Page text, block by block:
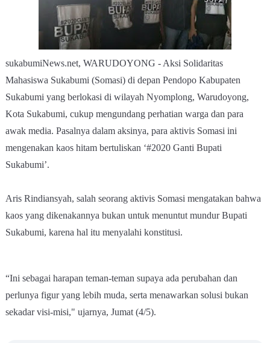
sukabumiNews.net, WARUDOYONG - Aksi Solidaritas
Mahasiswa Sukabumi (Somasi) di depan Pendopo Kabupaten
Sukabumi yang berlokasi di wilayah Nyomplong, Warudoyong,
Kota Sukabumi, cukup mengundang perhatian warga dan para
awak media. Pasalnya dalam aksinya, para aktivis Somasi ini
mengenakan kaos hitam bertuliskan ‘#2020 Ganti Bupati
Sukabumi’.
Aris Rindiansyah, salah seorang aktivis Somasi mengatakan bahwa
kaos yang dikenakannya bukan untuk menuntut mundur Bupati
Sukabumi, karena hal itu menyalahi konstitusi.
“Ini sebagai harapan teman-teman supaya ada perubahan dan
perlunya figur yang lebih muda, serta menawarkan solusi bukan
sekadar visi-misi," ujarnya, Jumat (4/5).